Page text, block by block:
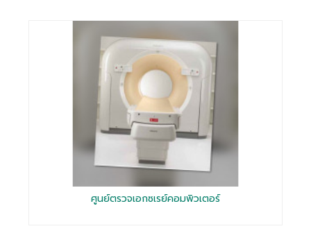
ศูนย์ตรวจเอกซเรย์คอมพิวเตอร์